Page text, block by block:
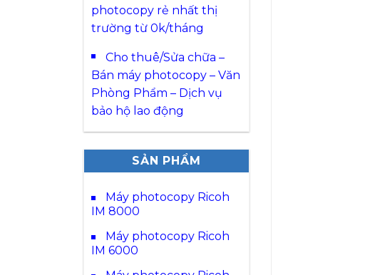
photocopy rẻ nhất thị
trường từ 0k/tháng
Cho thuê/Sửa chữa –
Bán máy photocopy – Văn
Phòng Phẩm – Dịch vụ
bảo hộ lao động
SẢN PHẨM
Máy photocopy Ricoh
IM 8000
Máy photocopy Ricoh
IM 6000